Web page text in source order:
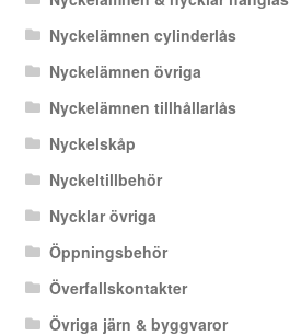
Nyckelämnen cylinderlås
Nyckelämnen övriga
Nyckelämnen tillhållarlås
Nyckelskåp
Nyckeltillbehör
Nycklar övriga
Öppningsbehör
Överfallskontakter
Övriga järn & byggvaror